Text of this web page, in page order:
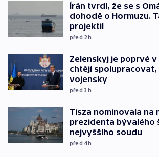
Írán tvrdí, že se s
dohodě o Hormuzu.
projektil
před 2h
Zelenskyj je poprvé v
chtějí spolupracovat,
vojensky
před 3h
Tisza nominovala na
prezidenta bývalého
nejvyššího soudu
před 4h